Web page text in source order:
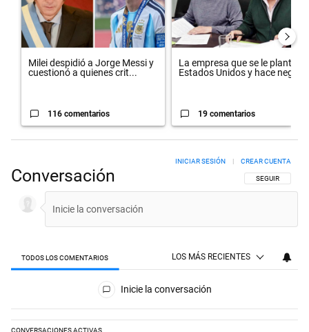
Milei despidió a Jorge Messi y
cuestionó a quienes crit...
116 comentarios
La empresa que se le plantó a
Estados Unidos y hace neg...
19 comentarios
Conversación SIGA ESTA
SEGUIR
INICIAR SESIÓN CREAR CUENTA
TODOS LOS COMENTARIOS LOS MÁS RECIENTES
Todos los comentarios
Inicie la conversación